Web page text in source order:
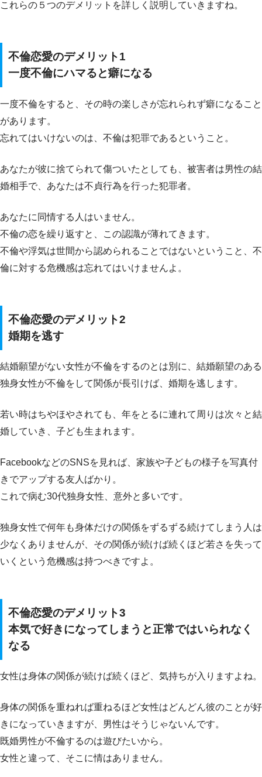
これらの５つのデメリットを詳しく説明していきますね。
不倫恋愛のデメリット1
一度不倫にハマると癖になる
一度不倫をすると、その時の楽しさが忘れられず癖になること
があります。
忘れてはいけないのは、不倫は犯罪であるということ。
あなたが彼に捨てられて傷ついたとしても、被害者は男性の結
婚相手で、あなたは不貞行為を行った犯罪者。
あなたに同情する人はいません。
不倫の恋を繰り返すと、この認識が薄れてきます。
不倫や浮気は世間から認められることではないということ、不
倫に対する危機感は忘れてはいけませんよ。
不倫恋愛のデメリット2
婚期を逃す
結婚願望がない女性が不倫をするのとは別に、結婚願望のある
独身女性が不倫をして関係が長引けば、婚期を逃します。
若い時はちやほやされても、年をとるに連れて周りは次々と結
婚していき、子ども生まれます。
FacebookなどのSNSを見れば、家族や子どもの様子を写真付
きでアップする友人ばかり。
これで病む30代独身女性、意外と多いです。
独身女性で何年も身体だけの関係をずるずる続けてしまう人は
少なくありませんが、その関係が続けば続くほど若さを失って
いくという危機感は持つべきですよ。
不倫恋愛のデメリット3
本気で好きになってしまうと正常ではいられなく
なる
女性は身体の関係が続けば続くほど、気持ちが入りますよね。
身体の関係を重ねれば重ねるほど女性はどんどん彼のことが好
きになっていきますが、男性はそうじゃないんです。
既婚男性が不倫するのは遊びたいから。
女性と違って、そこに情はありません。